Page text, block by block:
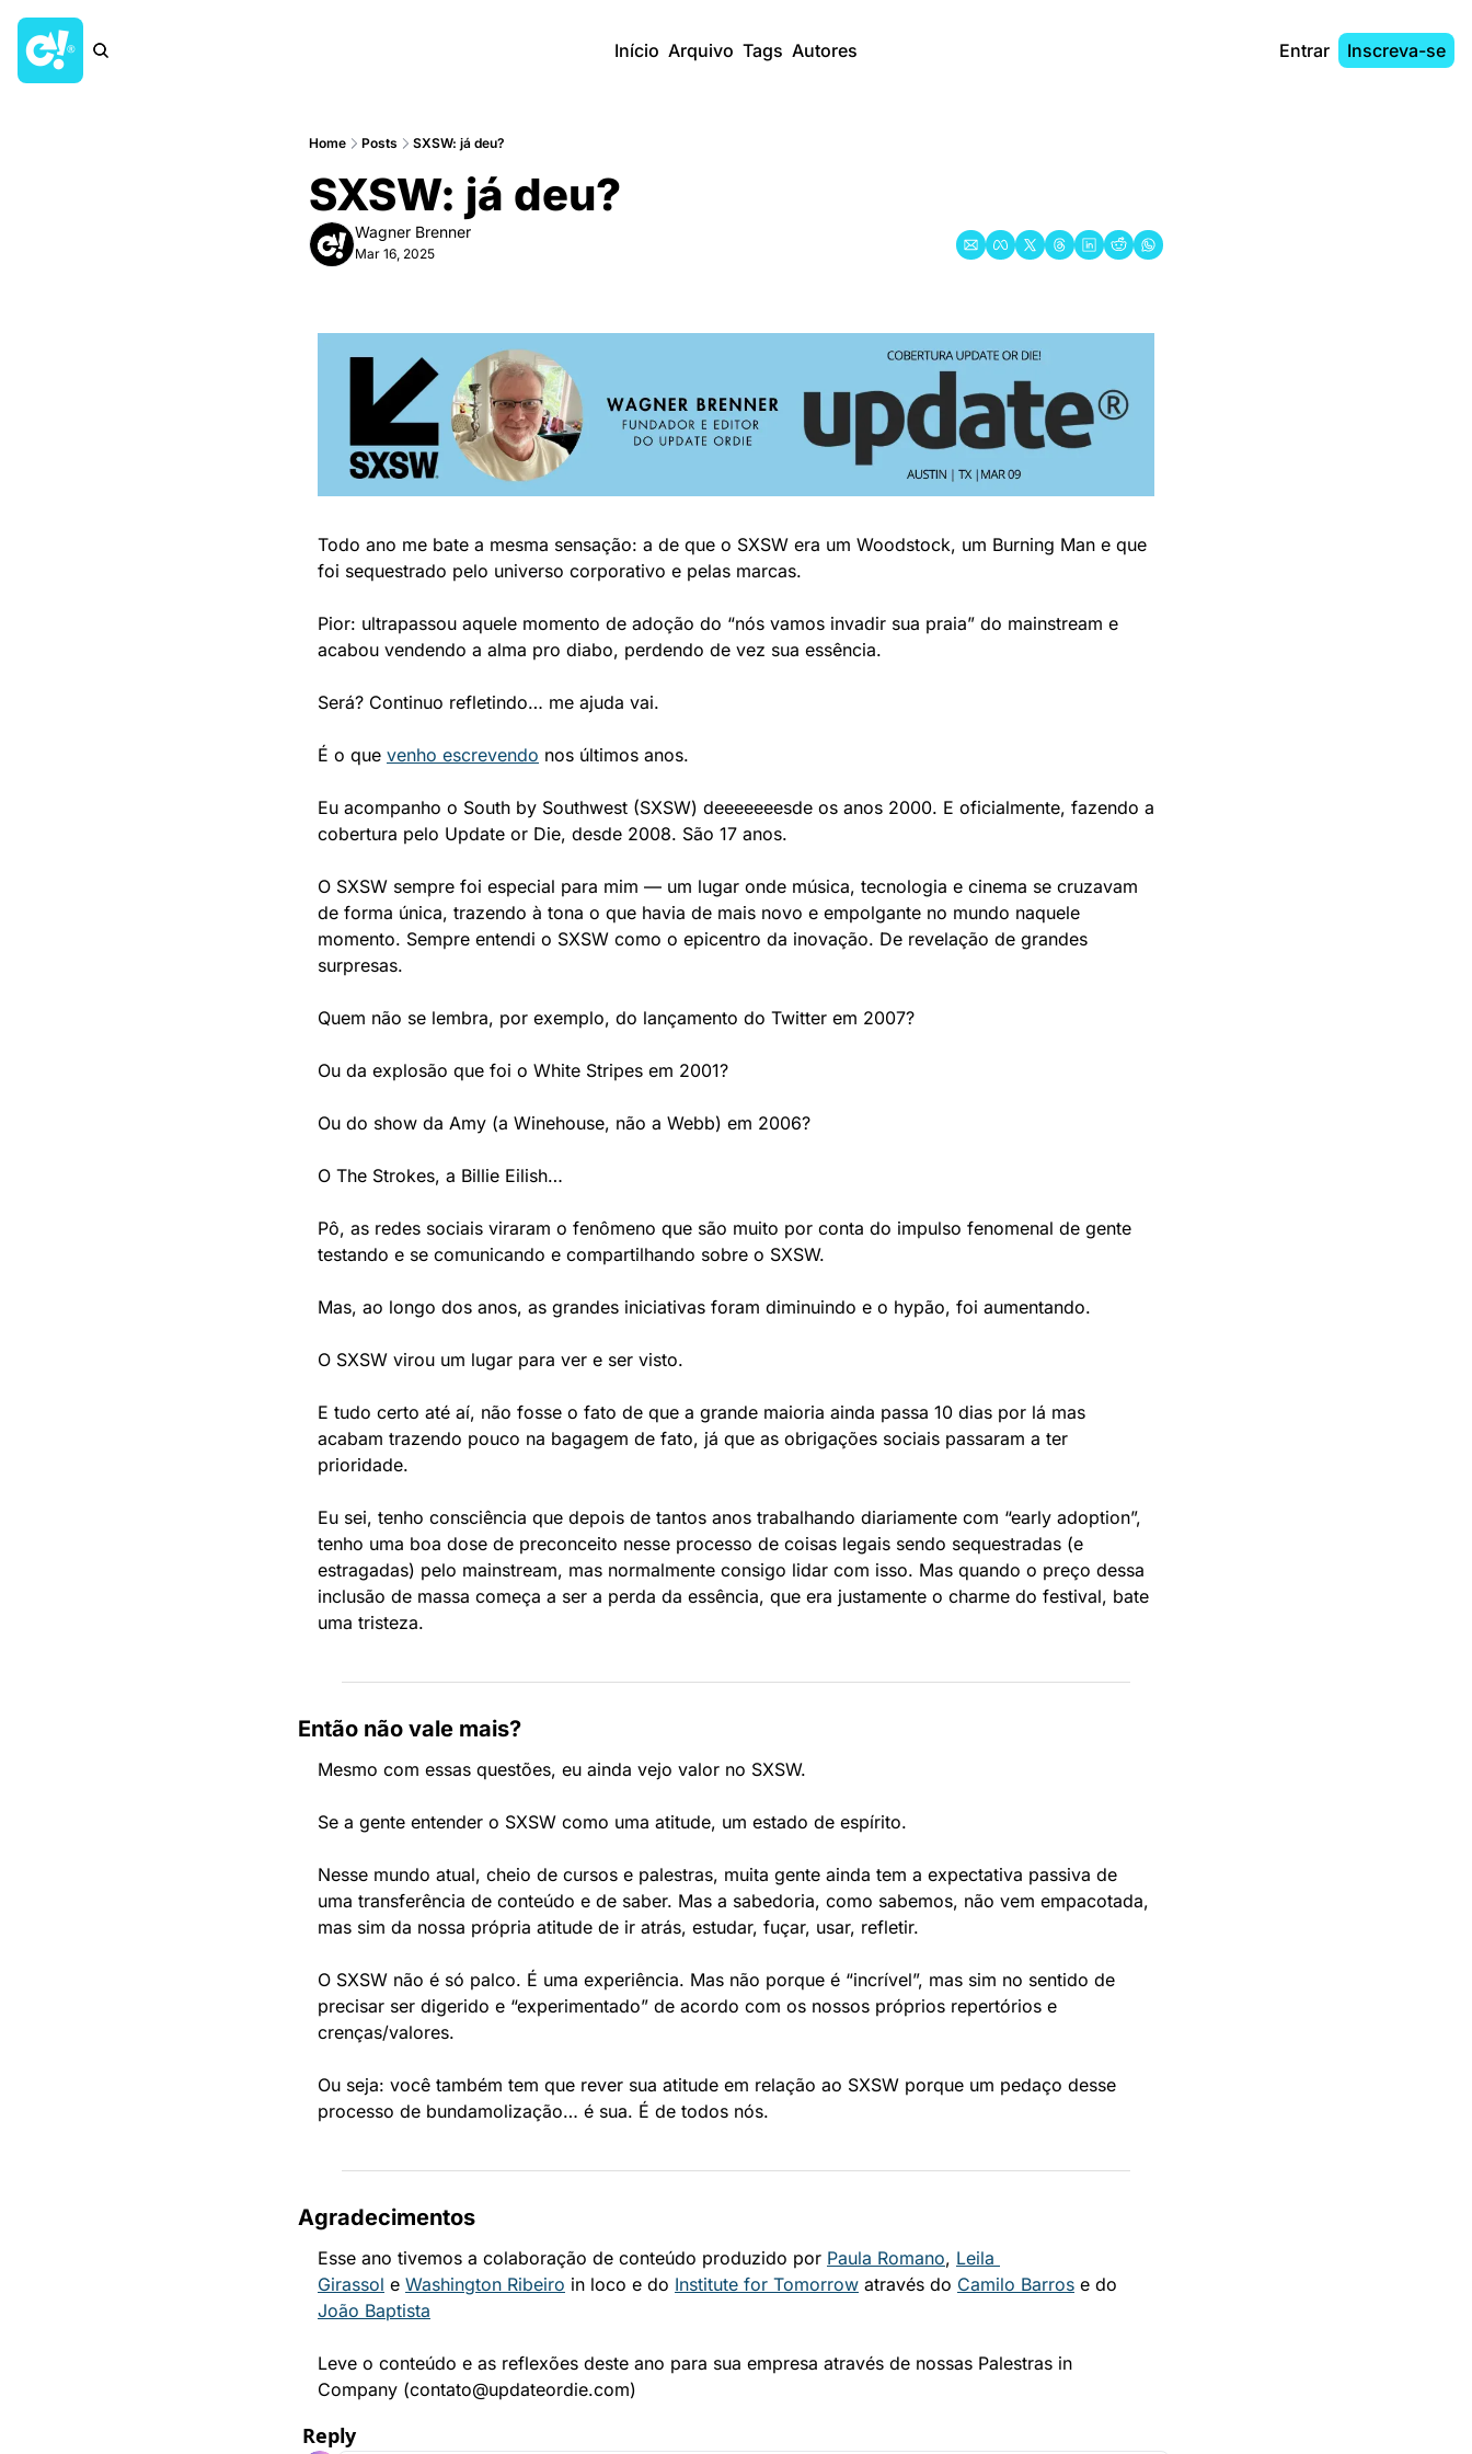
Início Arquivo Tags Autores Entrar Inscreva-se
Home Posts SXSW: já deu?
SXSW: já deu?
Wagner Brenner
Mar 16, 2025
Todo ano me bate a mesma sensação: a de que o SXSW era um Woodstock, um Burning Man e que
foi sequestrado pelo universo corporativo e pelas marcas.
Pior: ultrapassou aquele momento de adoção do “nós vamos invadir sua praia” do mainstream e
acabou vendendo a alma pro diabo, perdendo de vez sua essência.
Será? Continuo refletindo… me ajuda vai.
É o que venho escrevendo nos últimos anos.
Eu acompanho o South by Southwest (SXSW) deeeeeeesde os anos 2000. E oficialmente, fazendo a
cobertura pelo Update or Die, desde 2008. São 17 anos.
O SXSW sempre foi especial para mim — um lugar onde música, tecnologia e cinema se cruzavam
de forma única, trazendo à tona o que havia de mais novo e empolgante no mundo naquele
momento. Sempre entendi o SXSW como o epicentro da inovação. De revelação de grandes
surpresas.
Quem não se lembra, por exemplo, do lançamento do Twitter em 2007?
Ou da explosão que foi o White Stripes em 2001?
Ou do show da Amy (a Winehouse, não a Webb) em 2006?
O The Strokes, a Billie Eilish…
Pô, as redes sociais viraram o fenômeno que são muito por conta do impulso fenomenal de gente
testando e se comunicando e compartilhando sobre o SXSW.
Mas, ao longo dos anos, as grandes iniciativas foram diminuindo e o hypão, foi aumentando.
O SXSW virou um lugar para ver e ser visto.
E tudo certo até aí, não fosse o fato de que a grande maioria ainda passa 10 dias por lá mas
acabam trazendo pouco na bagagem de fato, já que as obrigações sociais passaram a ter
prioridade.
Eu sei, tenho consciência que depois de tantos anos trabalhando diariamente com “early adoption”,
tenho uma boa dose de preconceito nesse processo de coisas legais sendo sequestradas (e
estragadas) pelo mainstream, mas normalmente consigo lidar com isso. Mas quando o preço dessa
inclusão de massa começa a ser a perda da essência, que era justamente o charme do festival, bate
uma tristeza.
Então não vale mais?
Mesmo com essas questões, eu ainda vejo valor no SXSW.
Se a gente entender o SXSW como uma atitude, um estado de espírito.
Nesse mundo atual, cheio de cursos e palestras, muita gente ainda tem a expectativa passiva de
uma transferência de conteúdo e de saber. Mas a sabedoria, como sabemos, não vem empacotada,
mas sim da nossa própria atitude de ir atrás, estudar, fuçar, usar, refletir.
O SXSW não é só palco. É uma experiência. Mas não porque é “incrível”, mas sim no sentido de
precisar ser digerido e “experimentado” de acordo com os nossos próprios repertórios e
crenças/valores.
Ou seja: você também tem que rever sua atitude em relação ao SXSW porque um pedaço desse
processo de bundamolização… é sua. É de todos nós.
Agradecimentos
Esse ano tivemos a colaboração de conteúdo produzido por Paula Romano, Leila
Girassol e Washington Ribeiro in loco e do Institute for Tomorrow através do Camilo Barros
João Baptista
Leve o conteúdo e as reflexões deste ano para sua empresa através de nossas Palestras in
Company (contato@updateordie.com)
Reply